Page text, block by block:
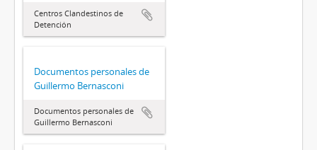
Centros Clandestinos de
Detención
Documentos personales de
Guillermo Bernasconi
Documentos personales de
Guillermo Bernasconi